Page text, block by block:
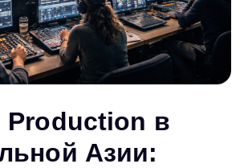
Production в
Азии: